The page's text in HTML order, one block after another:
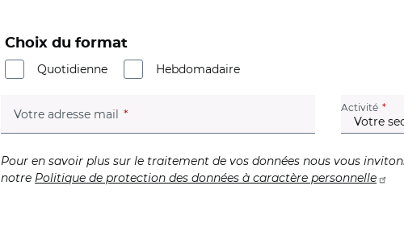
Choix du format
Quotidienne
Hebdomadaire
Votre adresse mail (champ obligatoire) Activité
Pour en savoir plus sur le traitement de vos données nous vous
notre Politique de protection des données à caractère personnelle